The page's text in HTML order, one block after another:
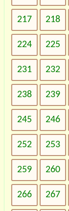
217 218
224 225
231 232
238 239
245 246
252 253
259 260
266 267